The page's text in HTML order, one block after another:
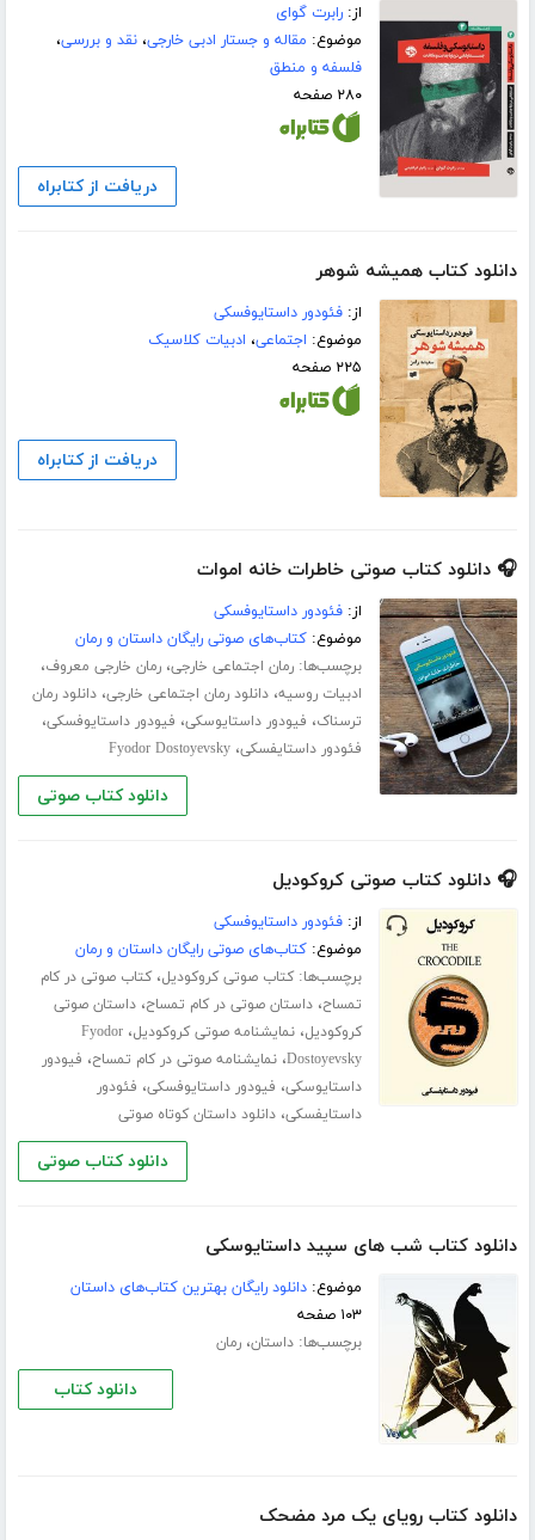
از:رابرت گوای
موضوع: مقاله و جستار ادبی خارجی،نقد و بررسی،
فلسفه و منطق
۲۸۰ صفحه
دریافت از کتابراه
دانلود کتاب همیشه شوهر
از:فئودور داستایوفسکی
موضوع: اجتماعی، ادبیات کلاسیک
۲۲۵ صفحه
دریافت از کتابراه
🎧 دانلود کتاب صوتی خاطرات خانه اموات
از:فئودور داستایوفسکی
موضوع:کتاب‌های صوتی رایگان داستان و رمان
برچسب‌ها:رمان اجتماعی خارجی،رمان خارجی معروف،
ادبیات روسیه،دانلود رمان اجتماعی خارجی،دانلود رمان
ترسناک، فیودور داستایوسکی، فیودور داستایوفسکی،
فئودور داستایفسکی،Fyodor Dostoyevsky
دانلود کتاب صوتی
🎧 دانلود کتاب صوتی کروکودیل
از:فئودور داستایوفسکی
موضوع:کتاب‌های صوتی رایگان داستان و رمان
برچسب‌ها:کتاب صوتی کروکودیل،کتاب صوتی در کام
تمساح،داستان صوتی در کام تمساح،داستان صوتی
کروکودیل،نمایشنامه صوتی کروکودیل،Fyodor
Dostoyevsky،نمایشنامه صوتی در کام تمساح، فیودور
داستایوسکی، فیودور داستایوفسکی، فئودور
داستایفسکی،دانلود داستان کوتاه صوتی
دانلود کتاب صوتی
دانلود کتاب شب های سپید داستایوسکی
موضوع:دانلود رایگان بهترین کتاب‌های داستان
۱۰۳ صفحه
برچسب‌ها:داستان،رمان
دانلود کتاب
دانلود کتاب رویای یک مرد مضحک